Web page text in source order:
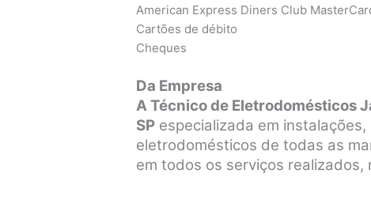
American Express Diners Club
Cartões de débito
Cheques
Da Empresa
A Técnico de Eletrodomésticos
SP especializada em
eletrodomésticos de todas as
em todos os serviços